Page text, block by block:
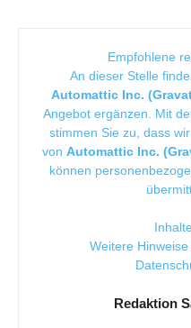
Empfohlene
An dieser Stelle
Automattic Inc.
Angebot ergänzen. Mit
stimmen Sie zu, dass
von Automattic Inc.
können
Weitere
Redaktion